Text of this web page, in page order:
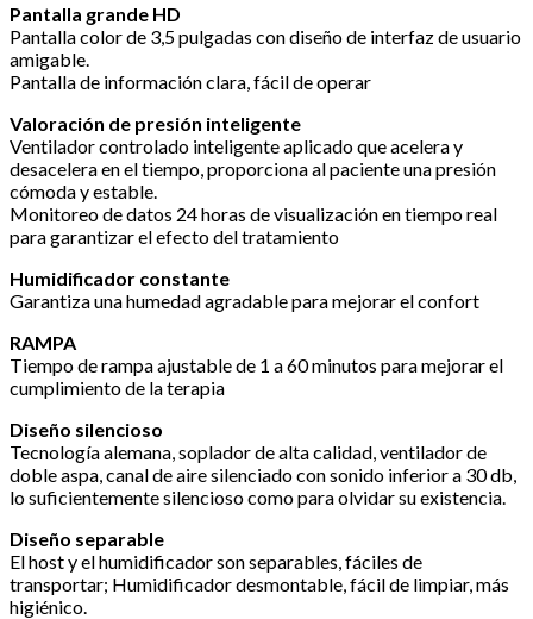
Pantalla grande HD
Pantalla color de 3,5 pulgadas con diseño de interfaz de usuario
amigable.
Pantalla de información clara, fácil de operar
Valoración de presión inteligente
Ventilador controlado inteligente aplicado que acelera y
desacelera en el tiempo, proporciona al paciente una presión
cómoda y estable.
Monitoreo de datos 24 horas de visualización en tiempo real
para garantizar el efecto del tratamiento
Humidificador constante
Garantiza una humedad agradable para mejorar el confort
RAMPA
Tiempo de rampa ajustable de 1 a 60 minutos para mejorar el
cumplimiento de la terapia
Diseño silencioso
Tecnología alemana, soplador de alta calidad, ventilador de
doble aspa, canal de aire silenciado con sonido inferior a 30 db,
lo suficientemente silencioso como para olvidar su existencia.
Diseño separable
El host y el humidificador son separables, fáciles de
transportar; Humidificador desmontable, fácil de limpiar, más
higiénico.